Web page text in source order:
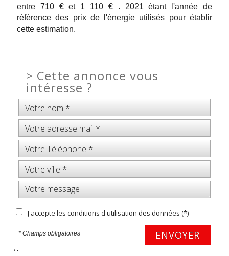
entre 710 € et 1 110 € . 2021 étant l'année de
référence des prix de l'énergie utilisés pour établir
cette estimation.
> Cette annonce vous
intéresse ?
J'accepte les conditions d'utilisation des données (*)
* Champs obligatoires ENVOYER
* :